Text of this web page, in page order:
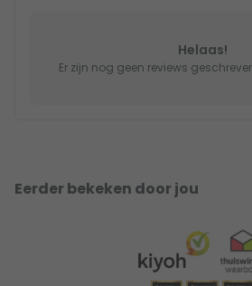
Helaas!
Er zijn nog geen reviews
Eerder bekeken door jou